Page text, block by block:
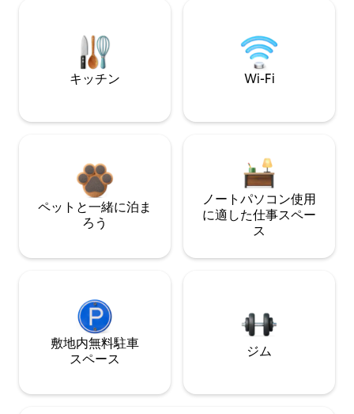
キッチン Wi-Fi
ペットと一緒に泊ま
ろう
ノートパソコン使用
に適した仕事スペー
ス
敷地内無料駐⁠車
ス⁠ペ⁠ー⁠ス
ジム